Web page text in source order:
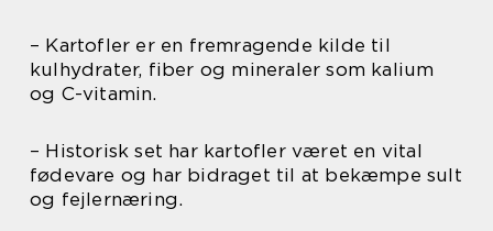
– Kartofler er en fremragende kilde til
kulhydrater, fiber og mineraler som kalium
og C-vitamin.
– Historisk set har kartofler været en vital
fødevare og har bidraget til at bekæmpe sult
og fejlernæring.